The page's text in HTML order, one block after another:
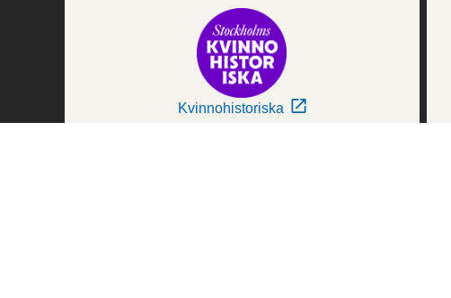
Kvinnohistoriska